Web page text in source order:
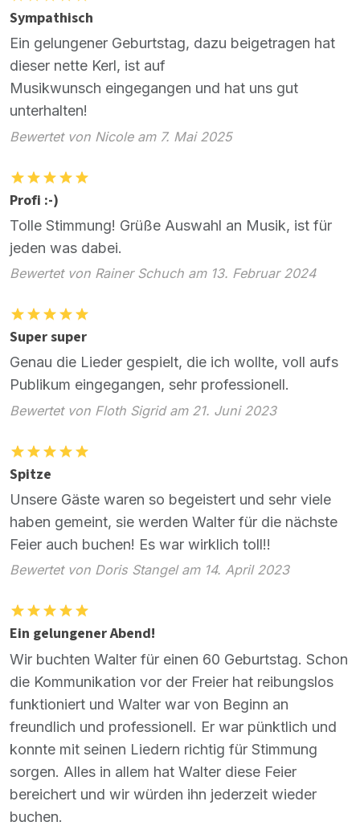
Sympathisch
Ein gelungener Geburtstag, dazu beigetragen hat
dieser nette Kerl, ist auf
Musikwunsch eingegangen und hat uns gut
unterhalten!
Bewertet von Nicole am 7. Mai 2025
Profi :-)
Tolle Stimmung! Grüße Auswahl an Musik, ist für
jeden was dabei.
Bewertet von Rainer Schuch am 13. Februar 2024
Super super
Genau die Lieder gespielt, die ich wollte, voll aufs
Publikum eingegangen, sehr professionell.
Bewertet von Floth Sigrid am 21. Juni 2023
Spitze
Unsere Gäste waren so begeistert und sehr viele
haben gemeint, sie werden Walter für die nächste
Feier auch buchen! Es war wirklich toll!!
Bewertet von Doris Stangel am 14. April 2023
Ein gelungener Abend!
Wir buchten Walter für einen 60 Geburtstag. Schon
die Kommunikation vor der Freier hat reibungslos
funktioniert und Walter war von Beginn an
freundlich und professionell. Er war pünktlich und
konnte mit seinen Liedern richtig für Stimmung
sorgen. Alles in allem hat Walter diese Feier
bereichert und wir würden ihn jederzeit wieder
buchen.